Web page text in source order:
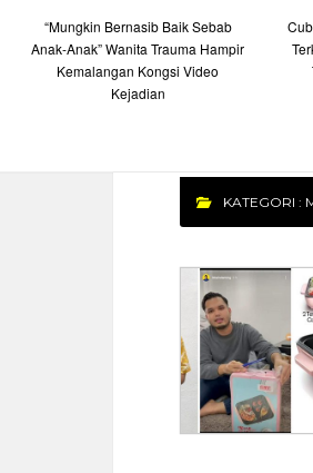
“Mungkin Bernasib Baik Sebab
Anak-Anak” Wanita Trauma Hampir
Kemalangan Kongsi Video
Kejadian
KATEGORI :